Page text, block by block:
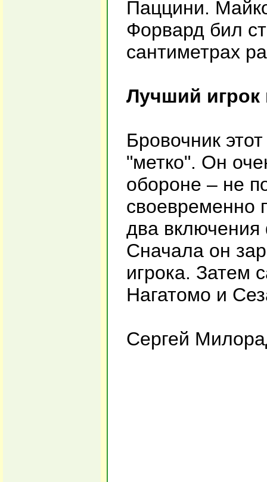
Паццини.
Форвард бил
сантиметрах
Лучший игрок
Бровочник
"метко". Он
обороне – не
своевременно
два включения
Сначала он
игрока. Затем
Нагатомо и
Сергей